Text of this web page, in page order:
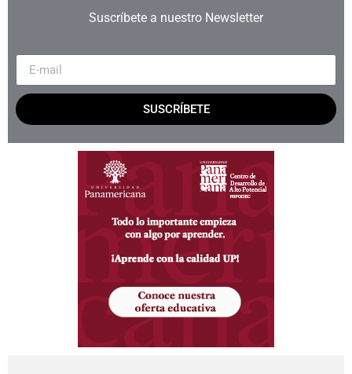
Suscríbete a nuestro Newsletter
SUSCRÍBETE